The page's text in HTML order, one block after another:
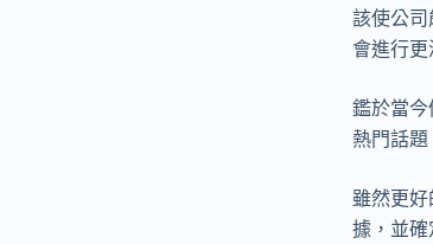
該使公
會進行
鑑於當
熱門話
雖然更
據，並確